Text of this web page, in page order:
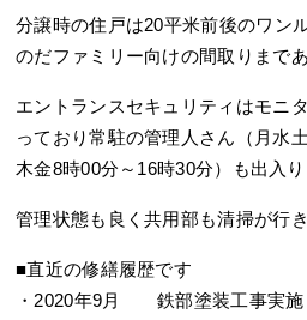
分譲時の住戸は20平米前後のワン
のだファミリー向けの間取りまであ
エントランスセキュリティはモニ
っており常駐の管理人さん（月水
木金8時00分～16時30分）も出入
管理状態も良く共用部も清掃が行
■直近の修繕履歴です
・2020年9月 鉄部塗装工事実施